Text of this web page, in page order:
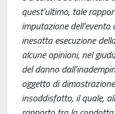
quest’ultimo, tale
imputazione
inesatta esecuzione
alcune opinioni, nel
del danno
oggetto di
insoddisfatto, il quale,